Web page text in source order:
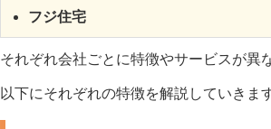
フジ住宅
それぞれ会社ごとに特徴やサービスが異
以下にそれぞれの特徴を解説していきます